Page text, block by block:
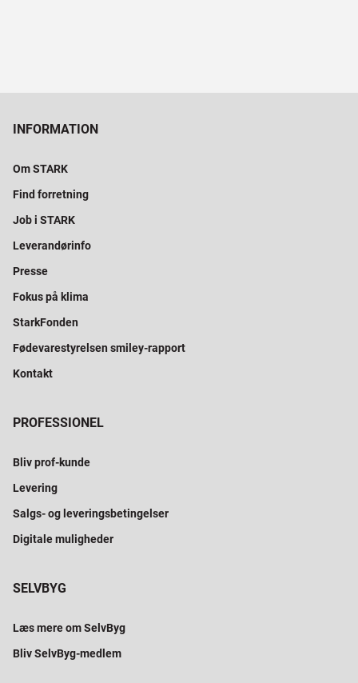
INFORMATION
Om STARK
Find forretning
Job i STARK
Leverandørinfo
Presse
Fokus på klima
StarkFonden
Fødevarestyrelsen smiley-rapport
Kontakt
PROFESSIONEL
Bliv prof-kunde
Levering
Salgs- og leveringsbetingelser
Digitale muligheder
SELVBYG
Læs mere om SelvByg
Bliv SelvByg-medlem